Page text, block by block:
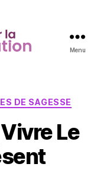
Menu
DE SAGESSE
Le